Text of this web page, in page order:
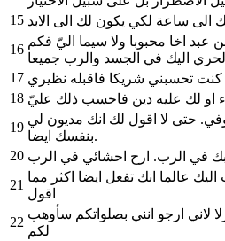
15 الى ساعة لكي يكون لك الى الابد
16
عبد اخا محبوبا ولا سيما اليّ فكم
اليك في الجسد والرب جميعا
17
18
19
حتى لا اقول لك انك مديون لي
بنفسك ايضا.
20
21
اليك عالما انك تفعل ايضا اكثر مما
اقول
22
لاني ارجو انني بصلواتكم سأوهب
لكم